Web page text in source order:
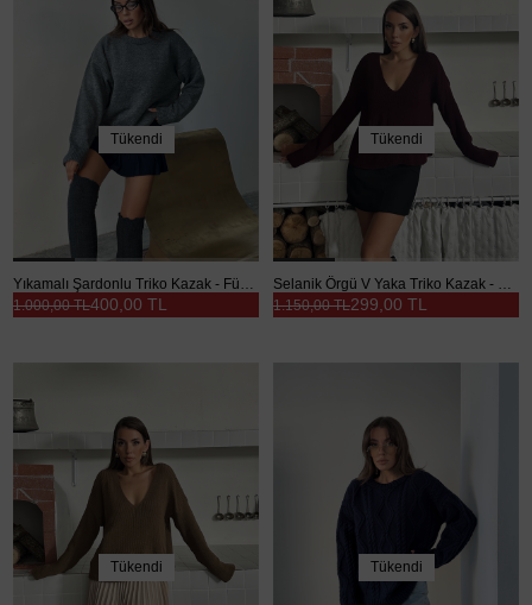
Tükendi
Yıkamalı Şardonlu Triko Kazak - Füme
400,00 TL
1.000,00 TL
Tükendi
Selanik Örgü V Yaka Triko Kazak - Bordo
299,00 TL
1.150,00 TL
Tükendi Tükendi